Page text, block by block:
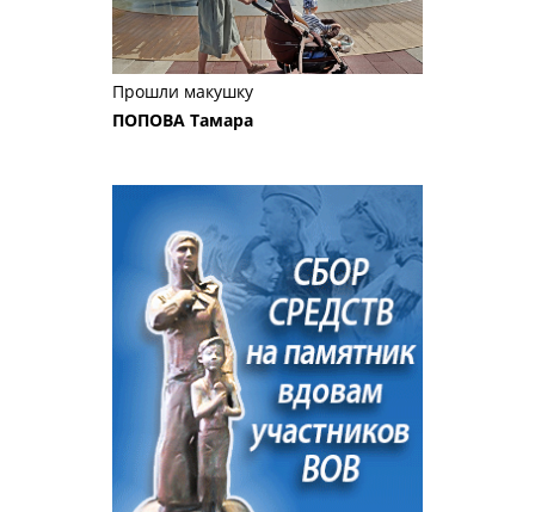
Прошли макушку
ПОПОВА Тамара